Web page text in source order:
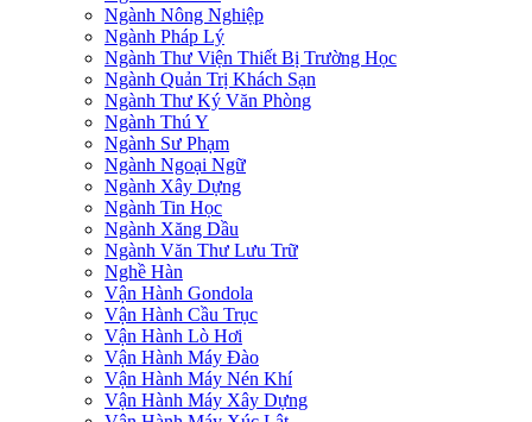
Ngành Nông Nghiệp
Ngành Pháp Lý
Ngành Thư Viện Thiết Bị Trường Học
Ngành Quản Trị Khách Sạn
Ngành Thư Ký Văn Phòng
Ngành Thú Y
Ngành Sư Phạm
Ngành Ngoại Ngữ
Ngành Xây Dựng
Ngành Tin Học
Ngành Xăng Dầu
Ngành Văn Thư Lưu Trữ
Nghề Hàn
Vận Hành Gondola
Vận Hành Cầu Trục
Vận Hành Lò Hơi
Vận Hành Máy Đào
Vận Hành Máy Nén Khí
Vận Hành Máy Xây Dựng